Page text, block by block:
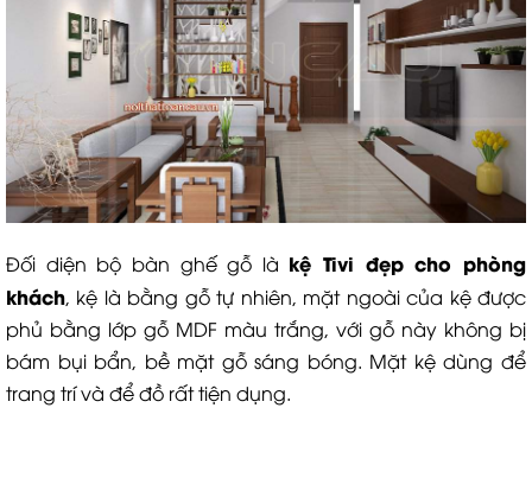
Đối diện bộ bàn ghế gỗ là kệ Tivi đẹp cho phòng
khách, kệ là bằng gỗ tự nhiên, mặt ngoài của kệ được
phủ bằng lớp gỗ MDF màu trắng, với gỗ này không bị
bám bụi bẩn, bề mặt gỗ sáng bóng. Mặt kệ dùng để
trang trí và để đồ rất tiện dụng.